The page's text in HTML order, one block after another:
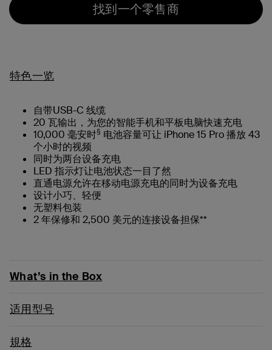
找到一个零售商
特色一览
自带USB-C 线缆
20 瓦输出，为您的智能手机和平板电脑快速充电
10,000 毫安时§ 电池容量可让 iPhone 15 Pro 播放 43
个小时的视频
同时为两台设备充电
LED 指示灯让电池状态一目了然
直通电源允许在移动电源充电的同时为设备充电
设计小巧、轻便
无塑料包装
2 年保修和 2,500 美元的连接设备担保**
What’s in the Box
适用型号
規格